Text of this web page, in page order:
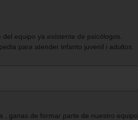
equipo ya existente de psicólogos.
para atender infanto juvenil i adultos.
, ganas de formar parte de nuestro equipo